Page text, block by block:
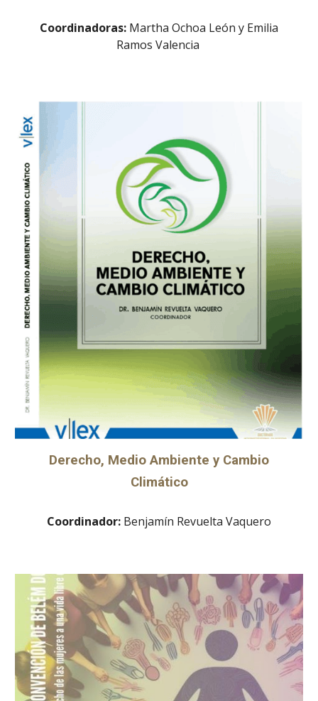
Coordinadoras: Martha Ochoa León y Emilia
Ramos Valencia
Derecho, Medio Ambiente y Cambio
Climático
Coordinador: Benjamín Revuelta Vaquero